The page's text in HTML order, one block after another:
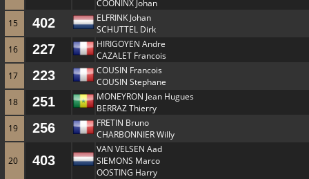
COONINX Johan
15
402
ELFRINK Johan
SCHUTTEL Dirk
16
227
HIRIGOYEN Andre
CAZALET Francois
17
223
COUSIN Francois
COUSIN Stephane
18
251
MONEYRON Jean Hugues
BERRAZ Thierry
19
256
FRETIN Bruno
CHARBONNIER Willy
20 403
VAN VELSEN Aad
SIEMONS Marco
OOSTING Harry